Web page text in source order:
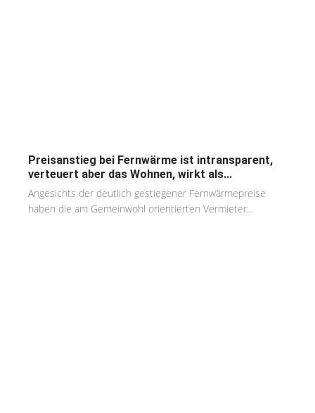
Preisanstieg bei Fernwärme ist intransparent,
verteuert aber das Wohnen, wirkt als...
Angesichts der deutlich gestiegener Fernwärmepreise
haben die am Gemeinwohl orientierten Vermieter...